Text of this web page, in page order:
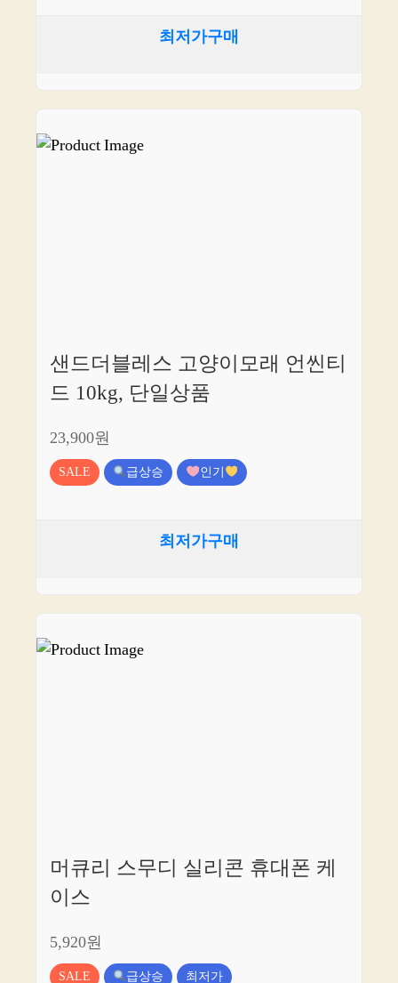
최저가구매
샌드더블레스 고양이모래 언씬티
드 10kg, 단일상품
23,900원
SALE 급상승 인기
최저가구매
머큐리 스무디 실리콘 휴대폰 케
이스
5,920원
SALE 급상승 최저가